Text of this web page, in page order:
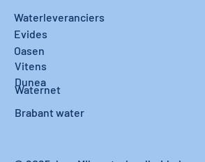
Waterleveranciers
Evides
Oasen
Vitens
Dunea
Waternet
Brabant water